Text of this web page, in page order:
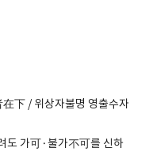
下 / 위상자불명 영출수자
도 가可·불가不可를 신하